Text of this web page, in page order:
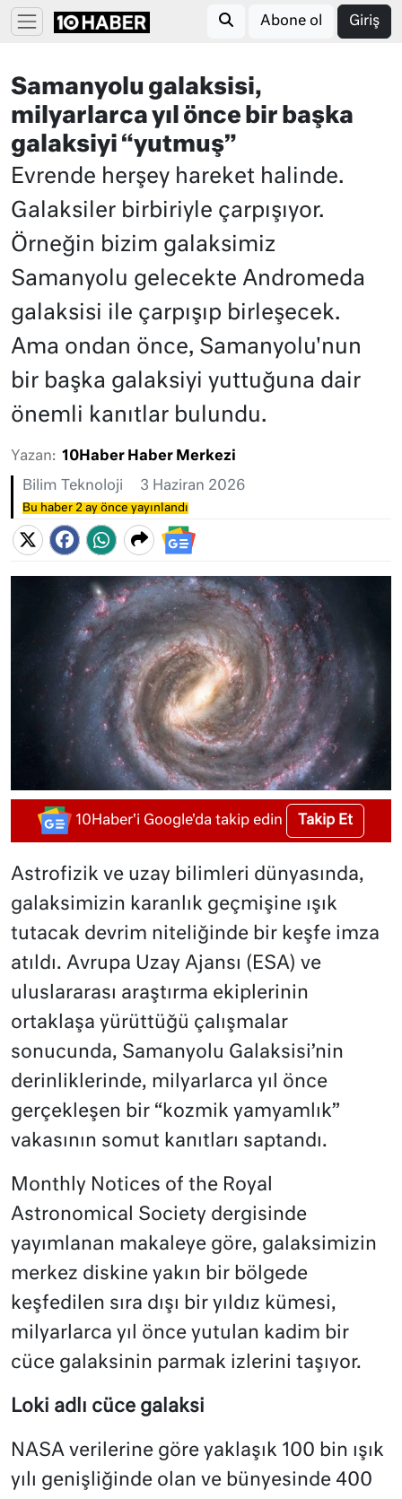
Abone ol Giriş
Samanyolu galaksisi,
milyarlarca yıl önce bir başka
galaksiyi “yutmuş”
Evrende herşey hareket halinde.
Galaksiler birbiriyle çarpışıyor.
Örneğin bizim galaksimiz
Samanyolu gelecekte Andromeda
galaksisi ile çarpışıp birleşecek.
Ama ondan önce, Samanyolu'nun
bir başka galaksiyi yuttuğuna dair
önemli kanıtlar bulundu.
Yazan: 10Haber Haber Merkezi
Bilim Teknoloji 3 Haziran 2026
Bu haber 2 ay önce yayınlandı
10Haber'i Google'da takip edin Takip Et
Astrofizik ve uzay bilimleri dünyasında,
galaksimizin karanlık geçmişine ışık
tutacak devrim niteliğinde bir keşfe imza
atıldı. Avrupa Uzay Ajansı (ESA) ve
uluslararası araştırma ekiplerinin
ortaklaşa yürüttüğü çalışmalar
sonucunda, Samanyolu Galaksisi’nin
derinliklerinde, milyarlarca yıl önce
gerçekleşen bir “kozmik yamyamlık”
vakasının somut kanıtları saptandı.
Monthly Notices of the Royal
Astronomical Society dergisinde
yayımlanan makaleye göre, galaksimizin
merkez diskine yakın bir bölgede
keşfedilen sıra dışı bir yıldız kümesi,
milyarlarca yıl önce yutulan kadim bir
cüce galaksinin parmak izlerini taşıyor.
Loki adlı cüce galaksi
NASA verilerine göre yaklaşık 100 bin ışık
yılı genişliğinde olan ve bünyesinde 400